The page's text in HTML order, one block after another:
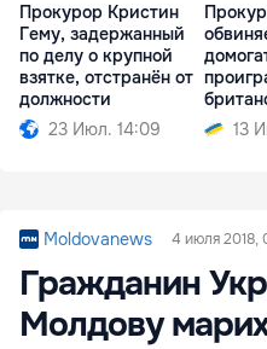
Прокурор Кристин
Гему, задержанный
по делу о крупной
взятке, отстранён от
должности
23 Июл. 14:09
13
Moldovanews 4 июля 2018,
Гражданин
Молдову